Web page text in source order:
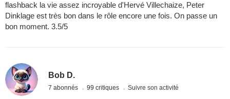
flashback la vie assez incroyable d'Hervé Villechaize, Peter
Dinklage est très bon dans le rôle encore une fois. On passe un
bon moment. 3.5/5
Bob D.
7 abonnés 99 critiques Suivre son activité